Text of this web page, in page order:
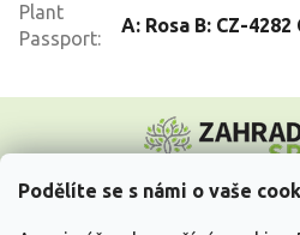
Podělíte se s námi o vaše
Plant
Passport:
A: Rosa B: CZ-4282
p